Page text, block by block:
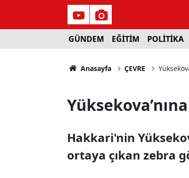
GÜNDEM EĞİTİM POLİTİKA
Anasayfa ÇEVRE
Hakkari'nin
ortaya çıkan zebra